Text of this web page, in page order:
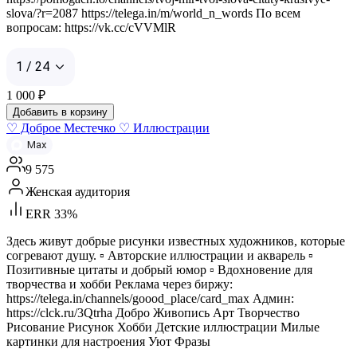
slova/?r=2087 https://telega.in/m/world_n_words По всем
вопросам: https://vk.cc/cVVMlR
1 / 24
1 000 ₽
Добавить в корзину
♡ Доброе Местечко ♡ Иллюстрации
Max
9 575
Женская аудитория
ERR 33%
Здесь живут добрые рисунки известных художников, которые
согревают душу. ▫︎ Авторские иллюстрации и акварель ▫︎
Позитивные цитаты и добрый юмор ▫︎ Вдохновение для
творчества и хобби Реклама через биржу:
https://telega.in/channels/goood_place/card_max Админ:
https://clck.ru/3Qtrha Добро Живопись Арт Творчество
Рисование Рисунок Хобби Детские иллюстрации Милые
картинки для настроения Уют Фразы